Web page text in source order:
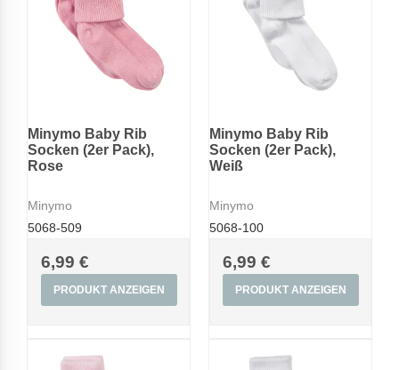
Minymo Baby Rib
Socken (2er Pack),
Rose
Minymo
5068-509
6,99 €
PRODUKT ANZEIGEN
Minymo Baby Rib
Socken (2er Pack),
Weiß
Minymo
5068-100
6,99 €
PRODUKT ANZEIGEN